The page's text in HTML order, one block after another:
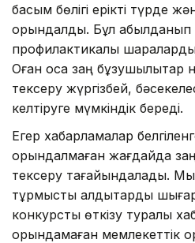
басым бөлігі ерікті түрде
орындалды. Бұл қабылданып
профилактикалық
Оған қоса заң бұзушылықтар
тексеру жүргізбей,
келтіруге мүмкіндік береді.
Егер хабарламалар
орындалмаған жағдайда
тексеру тағайындалады.
тұрмыстық қалдықтарды
конкурсты өткізу туралы
орындамаған мемлекеттік